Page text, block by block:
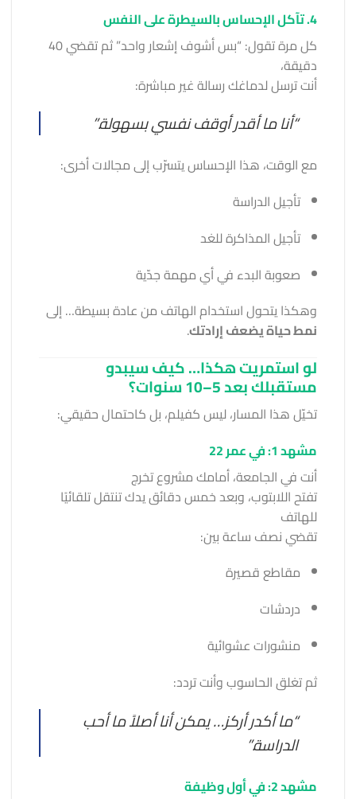
4. تآكل الإحساس بالسيطرة على النفس
كل مرة تقول: “بس أشوف إشعار واحد” ثم تقضي 40
دقيقة،
أنت ترسل لدماغك رسالة غير مباشرة:
“أنا ما أقدر أوقف نفسي بسهولة.”
مع الوقت، هذا الإحساس يتسرّب إلى مجالات أخرى:
تأجيل الدراسة
تأجيل المذاكرة للغد
صعوبة البدء في أي مهمة جدّية
وهكذا يتحول استخدام الهاتف من عادة بسيطة… إلى
نمط حياة يضعف إرادتك.
لو استمريت هكذا… كيف سيبدو
مستقبلك بعد 5–10 سنوات؟
تخيّل هذا المسار، ليس كفيلم، بل كاحتمال حقيقي:
مشهد 1: في عمر 22
أنت في الجامعة، أمامك مشروع تخرج
تفتح اللابتوب، وبعد خمس دقائق يدك تنتقل تلقائيًا
للهاتف
تقضي نصف ساعة بين:
مقاطع قصيرة
دردشات
منشورات عشوائية
ثم تغلق الحاسوب وأنت تردد:
“ما أكدر أركز… يمكن أنا أصلاً ما أحب
الدراسة.”
مشهد 2: في أول وظيفة